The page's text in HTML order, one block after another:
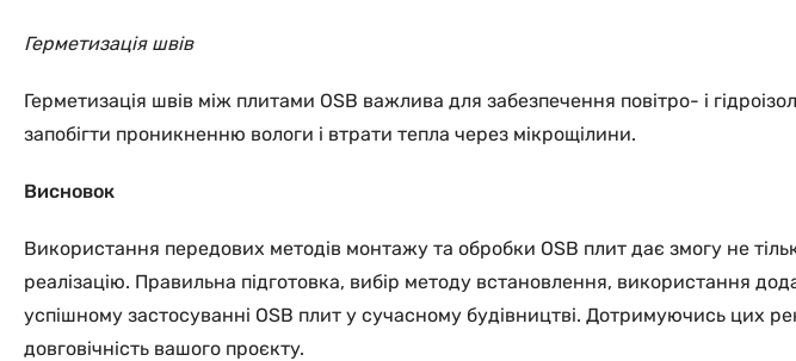
Герметизація швів
Герметизація швів між плитами OSB важлива для забезпечення повітро- і
запобігти проникненню вологи і втрати тепла через мікрощілини.
Висновок
Використання передових методів монтажу та обробки OSB плит дає змогу не
реалізацію. Правильна підготовка, вибір методу встановлення, використання
успішному застосуванні OSB плит у сучасному будівництві. Дотримуючись цих
довговічність вашого проєкту.